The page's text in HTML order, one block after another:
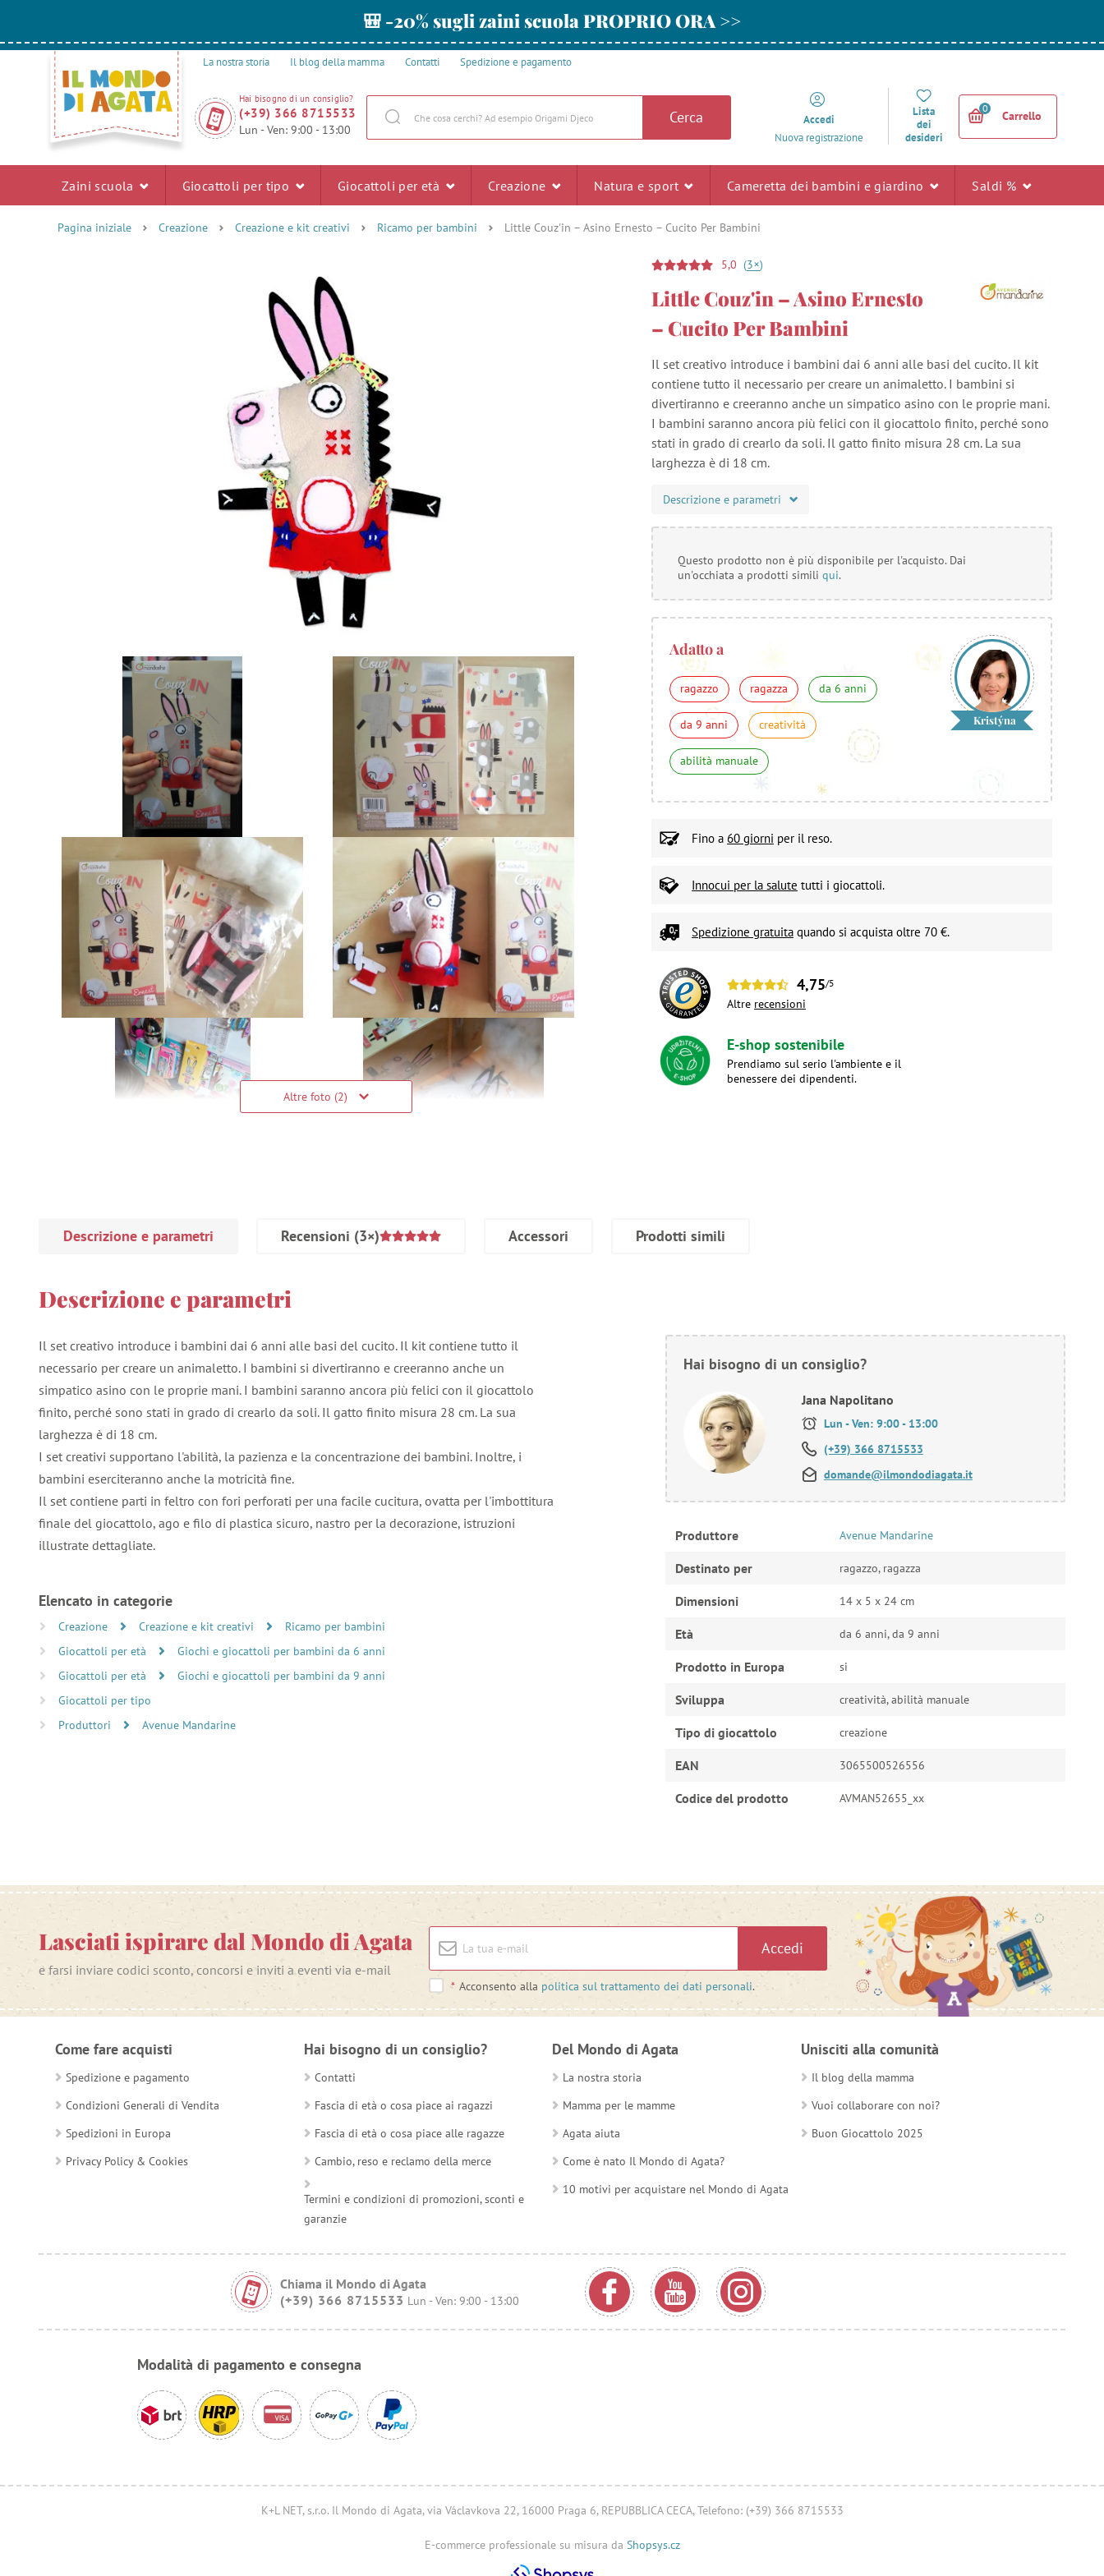
🎒 -20% sugli zaini scuola PROPRIO ORA >>
La nostra storia Il blog della mamma Contatti Spedizione e pagamento
Hai bisogno di un consiglio?
(+39) 366 8715533
Lun - Ven: 9:00 - 13:00
Cerca
Accedi
Nuova registrazione
Lista
dei
desideri
0
Carrello
Zaini scuola Giocattoli per tipo Giocattoli per età Creazione Natura e sport Cameretta dei bambini e giardino Saldi %
Pagina iniziale Creazione Creazione e kit creativi Ricamo per bambini Little Couz'in – Asino Ernesto – Cucito Per Bambini
Altre foto (2)
5,0 (3+)
Little Couz'in – Asino Ernesto
– Cucito Per Bambini
Il set creativo introduce i bambini dai 6 anni alle basi del cucito. Il kit
contiene tutto il necessario per creare un animaletto. I bambini si
divertiranno e creeranno anche un simpatico asino con le proprie mani.
I bambini saranno ancora più felici con il giocattolo finito, perché sono
stati in grado di crearlo da soli. Il gatto finito misura 28 cm. La sua
larghezza è di 18 cm.
Descrizione e parametri
Questo prodotto non è più disponibile per l'acquisto. Dai
un'occhiata a prodotti simili qui.
Adatto a
ragazzo ragazza da 6 anni
da 9 anni creatività
abilità manuale
Kristýna
Fino a 60 giorni per il reso.
Innocui per la salute tutti i giocattoli.
Spedizione gratuita quando si acquista oltre 70 €.
4,75/5
Altre recensioni
E-shop sostenibile
Prendiamo sul serio l'ambiente e il
benessere dei dipendenti.
Descrizione e parametri Recensioni (3×) Accessori Prodotti simili
Descrizione e parametri
Il set creativo introduce i bambini dai 6 anni alle basi del cucito. Il kit contiene tutto il
necessario per creare un animaletto. I bambini si divertiranno e creeranno anche un
simpatico asino con le proprie mani. I bambini saranno ancora più felici con il giocattolo
finito, perché sono stati in grado di crearlo da soli. Il gatto finito misura 28 cm. La sua
larghezza è di 18 cm.
I set creativi supportano l'abilità, la pazienza e la concentrazione dei bambini. Inoltre, i
bambini eserciteranno anche la motricità fine.
Il set contiene parti in feltro con fori perforati per una facile cucitura, ovatta per l'imbottitura
finale del giocattolo, ago e filo di plastica sicuro, nastro per la decorazione, istruzioni
illustrate dettagliate.
Elencato in categorie
Creazione Creazione e kit creativi
Ricamo per bambini
Giocattoli per età
Giochi e giocattoli per bambini da 6 anni
Giocattoli per età
Giochi e giocattoli per bambini da 9 anni
Giocattoli per tipo
Produttori
Avenue Mandarine
Hai bisogno di un consiglio?
Jana Napolitano
Lun - Ven: 9:00 - 13:00
(+39) 366 8715533
domande@ilmondodiagata.it
Produttore Avenue Mandarine
Destinato per ragazzo, ragazza
Dimensioni 14 x 5 x 24 cm
Età da 6 anni, da 9 anni
Prodotto in Europa si
Sviluppa creatività, abilità manuale
Tipo di giocattolo creazione
EAN 3065500526556
Codice del prodotto AVMAN52655_xx
Lasciati ispirare dal Mondo di Agata
e farsi inviare codici sconto, concorsi e inviti a eventi via e-mail
Accedi
* Acconsento alla politica sul trattamento dei dati personali.
Come fare acquisti
Spedizione e pagamento
Condizioni Generali di Vendita
Spedizioni in Europa
Privacy Policy & Cookies
Hai bisogno di un consiglio?
Contatti
Fascia di età o cosa piace ai ragazzi
Fascia di età o cosa piace alle ragazze
Cambio, reso e reclamo della merce
Termini e condizioni di promozioni, sconti e
garanzie
Del Mondo di Agata
La nostra storia
Mamma per le mamme
Agata aiuta
Come è nato Il Mondo di Agata?
10 motivi per acquistare nel Mondo di Agata
Unisciti alla comunità
Il blog della mamma
Vuoi collaborare con noi?
Buon Giocattolo 2025
Chiama il Mondo di Agata
(+39) 366 8715533 Lun - Ven: 9:00 - 13:00
Modalità di pagamento e consegna
K+L NET, s.r.o. Il Mondo di Agata, via Václavkova 22, 16000 Praga 6, REPUBBLICA CECA, Telefono: (+39) 366 8715533
E-commerce professionale su misura da Shopsys.cz